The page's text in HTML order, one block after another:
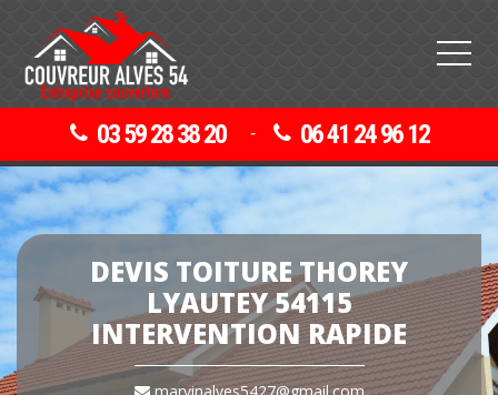
03 59 28 38 20 - 06 41 24 96 12
DEVIS TOITURE THOREY
LYAUTEY 54115
INTERVENTION RAPIDE
marvinalves5427@gmail.com